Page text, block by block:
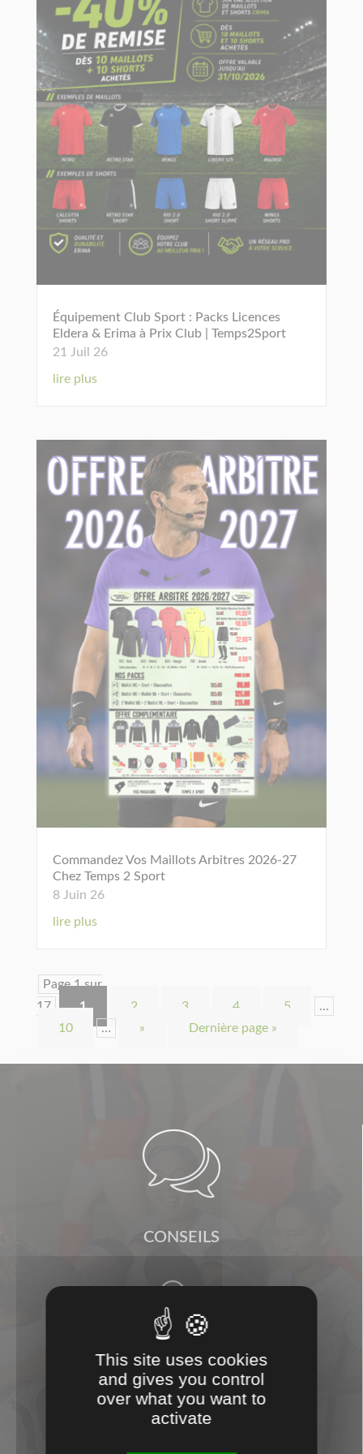
Équipement Club Sport : Packs Licences
Eldera & Erima à Prix Club | Temps2Sport
21 Juil 26
lire plus
Commandez Vos Maillots Arbitres 2026-27
Chez Temps 2 Sport
8 Juin 26
lire plus
Page 1 sur
17
1 2 3 4 5
…
10
… » Dernière page »

CONSEILS

PROXIMITÉ
This site uses cookies
and gives you control
over what you want to
activate